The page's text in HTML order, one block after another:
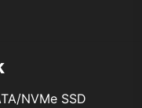
NVMe SSD